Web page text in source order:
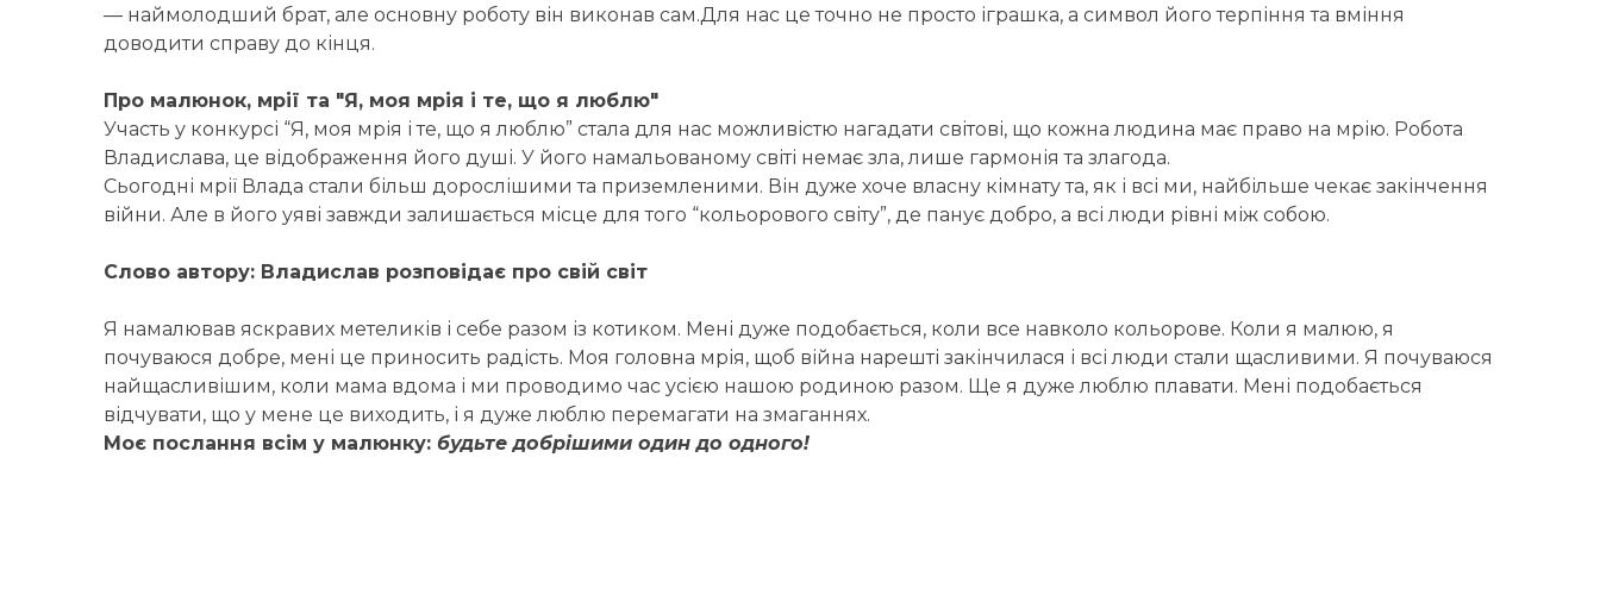
— наймолодший брат, але основну роботу він виконав сам.Для нас це точно не просто іграшка, а символ його терпіння та вміння
доводити справу до кінця.
Про малюнок, мрії та "Я, моя мрія і те, що я люблю"
Участь у конкурсі “Я, моя мрія і те, що я люблю” стала для нас можливістю нагадати світові, що кожна людина має право на мрію. Робота
Владислава, це відображення його душі. У його намальованому світі немає зла, лише гармонія та злагода.
Сьогодні мрії Влада стали більш дорослішими та приземленими. Він дуже хоче власну кімнату та, як і всі ми, найбільше чекає закінчення
війни. Але в його уяві завжди залишається місце для того “кольорового світу”, де панує добро, а всі люди рівні між собою.
Слово автору: Владислав розповідає про свій світ
Я намалював яскравих метеликів і себе разом із котиком. Мені дуже подобається, коли все навколо кольорове. Коли я малюю, я
почуваюся добре, мені це приносить радість. Моя головна мрія, щоб війна нарешті закінчилася і всі люди стали щасливими. Я почуваюся
найщасливішим, коли мама вдома і ми проводимо час усією нашою родиною разом. Ще я дуже люблю плавати. Мені подобається
відчувати, що у мене це виходить, і я дуже люблю перемагати на змаганнях.
Моє послання всім у малюнку: будьте добрішими один до одного!